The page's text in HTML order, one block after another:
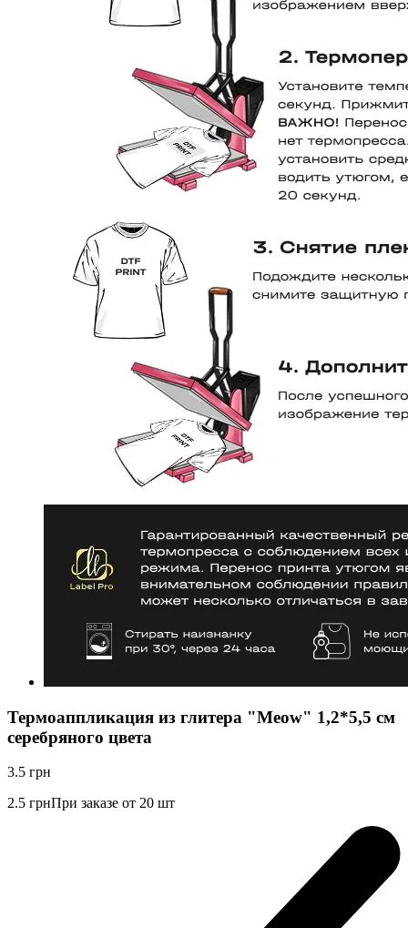
Термоаппликация из глитера "Meow" 1,2*5,5 см
серебряного цвета
3.5 грн
2.5 грнПри заказе от 20 шт